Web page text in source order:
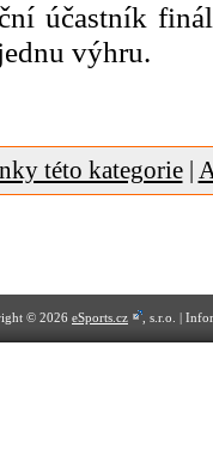
účastník
výhru.
této kategorie|
© 2026 eSports.cz , s.r.o. |